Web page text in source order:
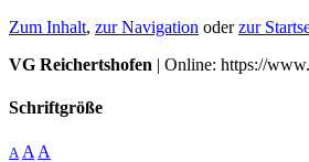
Zum Inhalt, zur Navigation oderzur
VG Reichertshofen | Online: https://
Schriftgröße
A A A